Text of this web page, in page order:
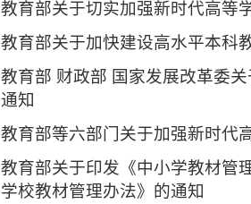
教育部关于切实加强新时代高等
教育部关于加快建设高水平本科
教育部 财政部 国家发展改革委
通知
教育部等六部门关于加强新时代
教育部关于印发《中小学教材管
学校教材管理办法》的通知